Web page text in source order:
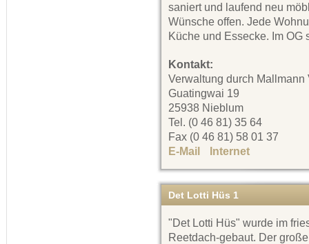
saniert und laufend neu
Wünsche offen. Jede
Küche und Essecke. Im OG
Kontakt:
Verwaltung durch Mallmann
Guatingwai 19
25938 Nieblum
Tel. (0 46 81) 35 64
Fax (0 46 81) 58 01 37
E-Mail
Internet
Det Lotti Hüs 1
"Det Lotti Hüs" wurde im
Reetdach-gebaut. Der